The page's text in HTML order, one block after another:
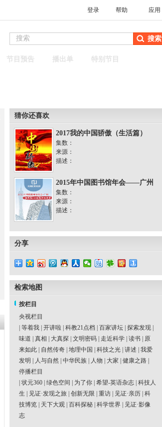
帮助 应用
登录
搜索
节目预告 播出单 特别节目
猜你还喜欢
2017我的中国骄傲（生活篇）
集数：
来源：
描述：
2015年中国图书馆年会——广州
集数：
来源：
描述：
分享
检索地图
按栏目
央视栏目
等着我 开讲啦 科教21点档 百家讲坛 探索发现
味道
真相 大真探 文明密码 走近科学 读书
原
来如此
自然传奇 地理中国 科技之光 讲述
我爱
发明
人与自然 中华民族 人物 大家 健康之路
停播栏目
状元360 绿色空间 为了你 希望-英语杂志 科技人
生
见证·发现之旅 创新无限 重访 见证·亲历 科
技博览
天下大观 百科探秘 科学世界
见证·影像
志